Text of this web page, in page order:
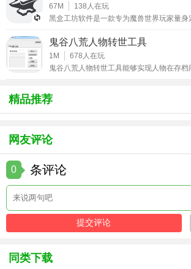
2、瞄准 插件、图标插件切换
可一键切换瞄准及图标，切换瞄准需重启
需重启，还可切换旧版血条。
3、游戏工具
67M 138 人在玩
黑盒工坊软件是一款专为魔兽世界玩家量身
鬼谷八荒人物转世工具
1M 678 人在玩
鬼谷八荒人物转世工具能够实现人物在存档
精品推荐
网友评论
0 条评论
同类下载